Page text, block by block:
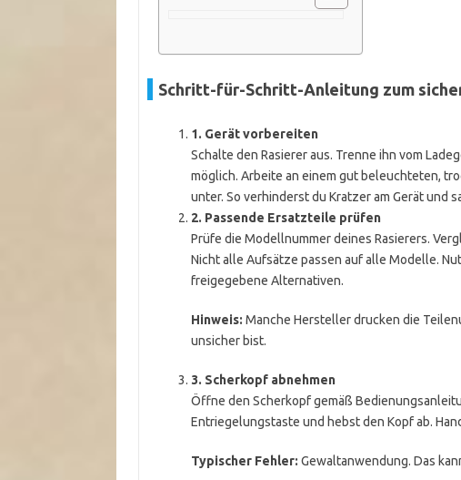
Schritt-für-Schritt-Anleitung zum
1. Gerät vorbereiten
Schalte den Rasierer aus. Trenne ihn vom
möglich. Arbeite an einem gut beleuchteten,
unter. So verhinderst du Kratzer am Gerät und
2. Passende Ersatzteile prüfen
Prüfe die Modellnummer deines Rasierers.
Nicht alle Aufsätze passen auf alle Modelle.
freigegebene Alternativen.
Hinweis: Manche Hersteller drucken die
unsicher bist.
3. Scherkopf abnehmen
Öffne den Scherkopf gemäß
Entriegelungstaste und hebst den Kopf ab.
Typischer Fehler: Gewaltanwendung. Das